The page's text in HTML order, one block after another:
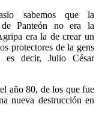
sabemos que la
de Panteón no era la
era la de crear un
protectores de la gens
decir, Julio César
año 80, de los que fue
nueva destrucción en